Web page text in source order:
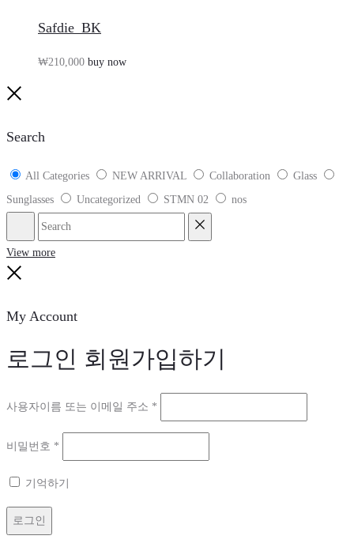
니
Safdie_BK
₩210,000 buy now
Search
All Categories NEW ARRIVAL Collaboration
Glass
Sunglasses
Uncategorized STMN 02 nos
Search
View more
My Account
로그인 회원가입하기
사용자이름 또는 이메일 주소 *
비밀번호 *
항
기억하기
로그인